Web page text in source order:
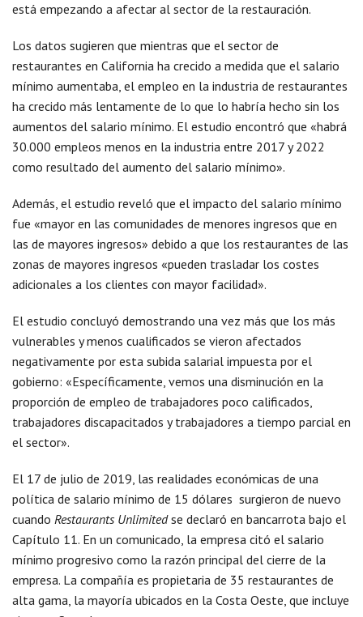
está empezando a afectar al sector de la restauración.
Los datos sugieren que mientras que el sector de
restaurantes en California ha crecido a medida que el salario
mínimo aumentaba, el empleo en la industria de restaurantes
ha crecido más lentamente de lo que lo habría hecho sin los
aumentos del salario mínimo. El estudio encontró que «habrá
30.000 empleos menos en la industria entre 2017 y 2022
como resultado del aumento del salario mínimo».
Además, el estudio reveló que el impacto del salario mínimo
fue «mayor en las comunidades de menores ingresos que en
las de mayores ingresos» debido a que los restaurantes de las
zonas de mayores ingresos «pueden trasladar los costes
adicionales a los clientes con mayor facilidad».
El estudio concluyó demostrando una vez más que los más
vulnerables y menos cualificados se vieron afectados
negativamente por esta subida salarial impuesta por el
gobierno: «Específicamente, vemos una disminución en la
proporción de empleo de trabajadores poco calificados,
trabajadores discapacitados y trabajadores a tiempo parcial en
el sector».
El 17 de julio de 2019, las realidades económicas de una
política de salario mínimo de 15 dólares surgieron de nuevo
cuando Restaurants Unlimitedse declaró en bancarrota bajo el
Capítulo 11. En un comunicado, la empresa citó el salario
mínimo progresivo como la razón principal del cierre de la
empresa. La compañía es propietaria de 35 restaurantes de
alta gama, la mayoría ubicados en la Costa Oeste, que incluye